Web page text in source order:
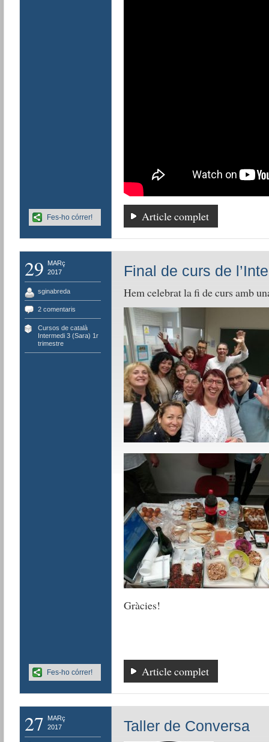
Article complet
Fes-ho córrer!
29
MARç
2017
sginabreda
2 comentaris
Cursos de català,
Intermedi 3 (Sara) 1r
trimestre
Final de curs de
Hem celebrat la fi de curs amb
Gràcies!
Article complet
Fes-ho córrer!
27
MARç
2017
Taller de Conversa